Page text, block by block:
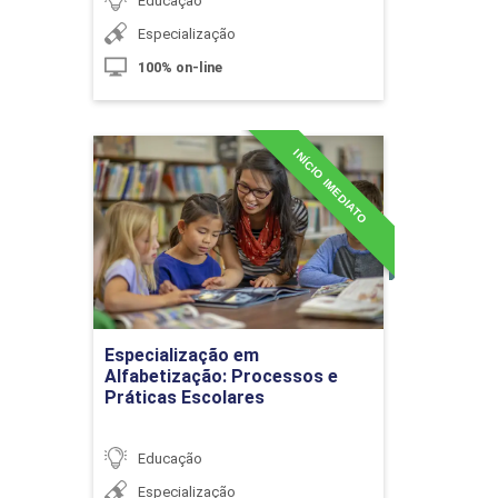
A Construção de Conceitos
Geográficos nos Primeiros Anos do
Ensino Fundamental
10h
Ensino Fundamental
Especialização
100% on-line
Especialização em
Alfabetização: Processos e
Práticas Escolares
INÍCIO IMEDIATO
Educação
Especialização
Especialização em
Alfabetização: Processos e
Práticas Escolares
Detalhes do curso